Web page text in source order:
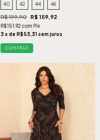
40 42 44 46
R$ 199,90 R$ 159,92
R$151,92 com Pix
3 x de R$53,31 sem juros
COMPRAR